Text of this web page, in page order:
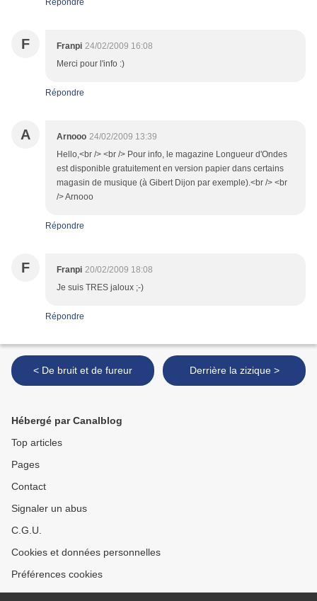
Répondre
F Franpi 24/02/2009 16:08
Merci pour l'info :)
Répondre
A Arnooo 24/02/2009 13:39
Hello,<br /> <br /> Pour info, le magazine Longueur d'Ondes
est disponible gratuitement en version papier dans certains
magasin de musique (à Gibert Dijon par exemple).<br /> <br
/> Arnooo
Répondre
F Franpi 20/02/2009 18:08
Je suis TRES jaloux ;-)
Répondre
< De bruit et de fureur Derrière la zizique >
Hébergé par Canalblog
Top articles
Pages
Contact
Signaler un abus
C.G.U.
Cookies et données personnelles
Préférences cookies